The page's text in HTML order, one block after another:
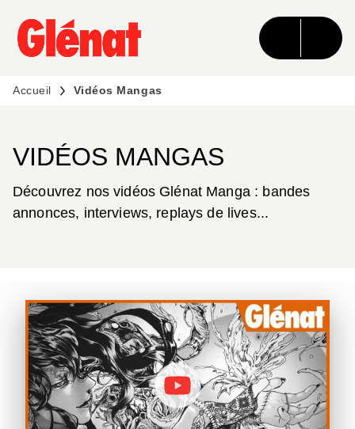
MENU RECHERCHE CONTENU
PIED DE PAGE
Accueil Vidéos Mangas
VIDÉOS MANGAS
Découvrez nos vidéos Glénat Manga : bandes
annonces, interviews, replays de lives...